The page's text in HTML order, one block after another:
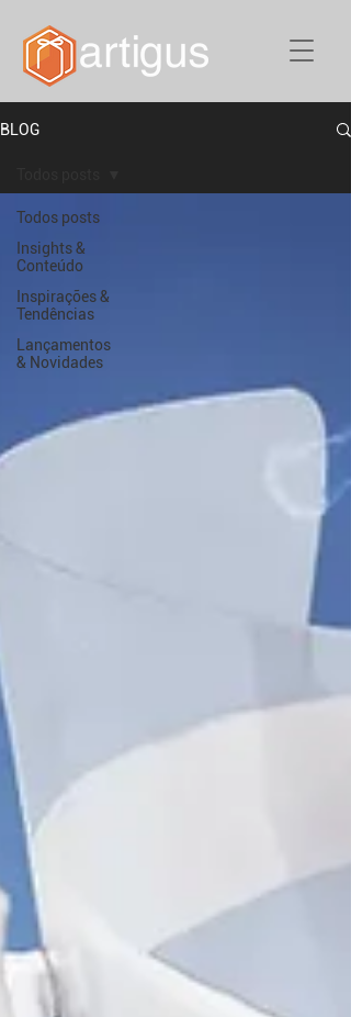
BLOG
Todos posts
Insights &
Conteúdo
Inspirações &
Tendências
Lançamentos
& Novidades